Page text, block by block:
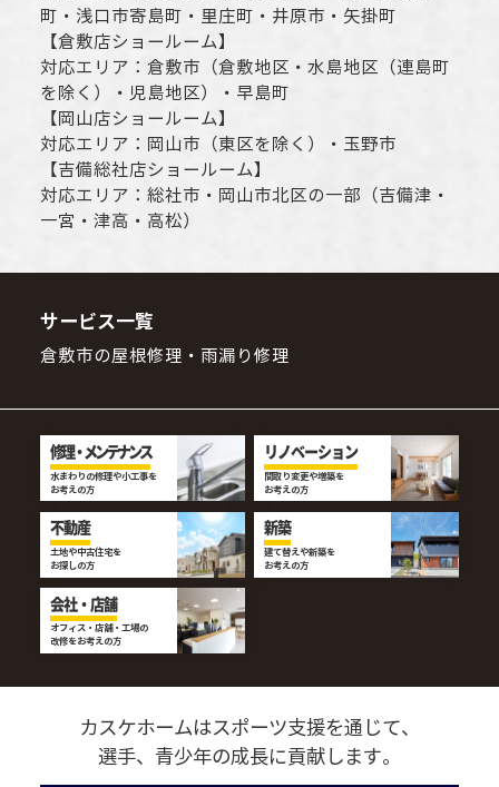
町・ 浅口市寄島町・里庄町・ 井原市 ・矢掛町
【倉敷店ショールーム】
対応エリア： 倉敷市 （倉敷地区・水島地区（連島町
を除く）・児島地区）・早島町
【岡山店ショールーム】
対応エリア： 岡山市 （東区を除く）・玉野市
【吉備総社店ショールーム】
対応エリア： 総社市 ・ 岡山市北区の一部（吉備津・
一宮・津高・高松）
サービス一覧
倉敷市の屋根修理・雨漏り修理
修理・メンテナンス
水まわりの修理や小工事を
お考えの方
リノベーション
間取り変更や増築を
お考えの方
不動産
土地や中古住宅を
お探しの方
新築
建て替えや新築を
お考えの方
会社・店舗
オフィス・店舗・工場の
改修をお考えの方
カスケホームはスポーツ支援を通じて、
選手、青少年の成長に貢献します。